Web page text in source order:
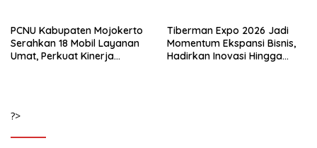
PCNU Kabupaten Mojokerto
Serahkan 18 Mobil Layanan
Umat, Perkuat Kinerja
Tiberman Expo 2026 Jadi
Momentum Ekspansi Bisnis,
Hadirkan Inovasi Hingga
?>